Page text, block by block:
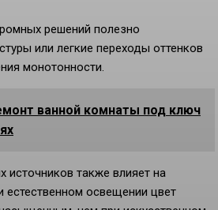
решений полезно
или легкие переходы оттенков
монотонности.
ванной комнаты под ключ
источников также влияет на
естественном освещении цвет